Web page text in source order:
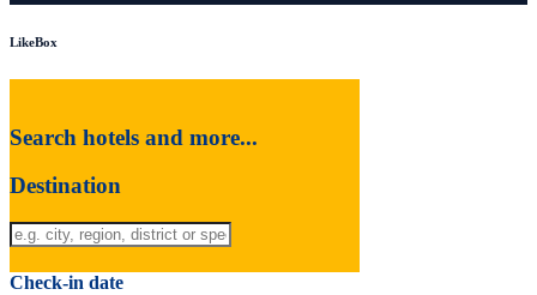
LikeBox
Search hotels and more...
Destination
Check-in date